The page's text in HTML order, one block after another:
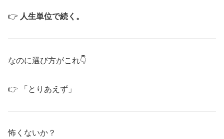
👉 人生単位で続く。
なのに選び方がこれ👇
👉 「とりあえず」
怖くないか？